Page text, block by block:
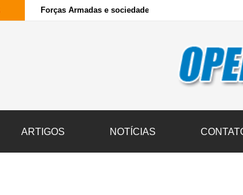
Forças Armadas e sociedade civil transportam 3,6
ARTIGOS NOTÍCIAS